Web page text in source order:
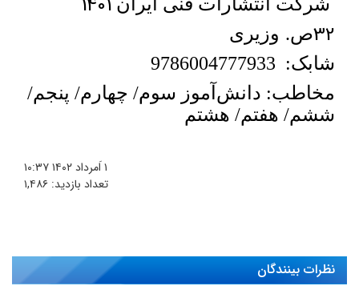
32ص. وزیری
شابک: 9786004777933
مخاطب: دانش‌آموز سوم/ چهارم/ پنجم/
ششم/ هفتم/ هشتم
۱ اَمرداد ۱۴۰۲
۱۰:۳۷
تعداد بازدید: ۱,۴۸۶
نظرات بینندگان